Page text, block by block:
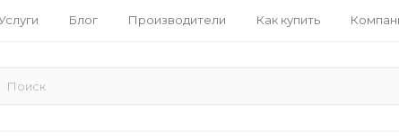
Блог Производители Как купить